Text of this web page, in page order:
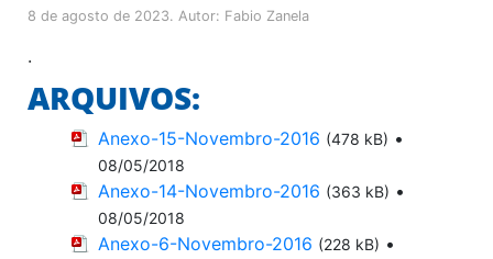
8 de agosto de 2023. Autor: Fabio Zanela
.
ARQUIVOS:
Anexo-15-Novembro-2016 (478 kB) •
08/05/2018
Anexo-14-Novembro-2016 (363 kB) •
08/05/2018
Anexo-6-Novembro-2016 (228 kB) •